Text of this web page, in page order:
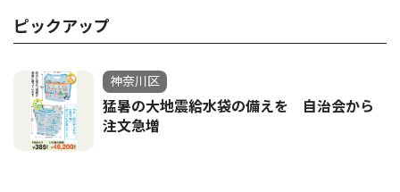
ピックアップ
神奈川区
猛暑の大地震給水袋の備えを 自治会から
注文急増